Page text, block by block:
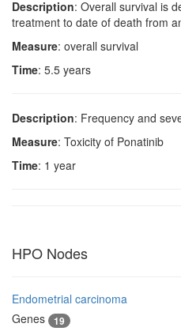
Description: Overall survival is
treatment to date of death from
Measure: overall survival
Time: 5.5 years
Description: Frequency and
Measure: Toxicity of Ponatinib
Time: 1 year
HPO Nodes
Endometrial carcinoma
Genes
19